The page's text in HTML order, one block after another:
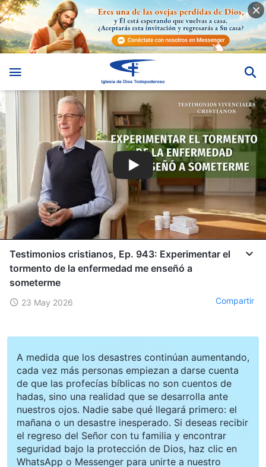
Testimonios cristianos, Ep. 943: Experimentar el
tormento de la enfermedad me enseñó a
someterme
23 May 2026 Compartir
A medida que los desastres continúan aumentando,
cada vez más personas empiezan a darse cuenta
de que las profecías bíblicas no son cuentos de
hadas, sino una realidad que se desarrolla ante
nuestros ojos. Nadie sabe qué llegará primero: el
mañana o un desastre inesperado. Si deseas recibir
el regreso del Señor con tu familia y encontrar
seguridad bajo la protección de Dios, haz clic en
WhatsApp o Messenger para unirte a nuestro